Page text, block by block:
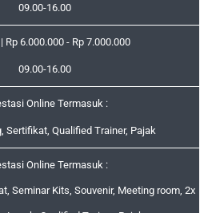
09.00-16.00
Rp 6.000.000 - Rp 7.000.000
09.00-16.00
Online Termasuk :
Sertifikat, Qualified Trainer, Pajak
Online Termasuk :
Seminar Kits, Souvenir, Meeting room, 2x